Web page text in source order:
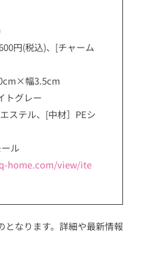
円(税込)、[チャーム
幅3.5cm
トグレー
テル、[中材］PEシ
ル
home.com/view/ite
なります。詳細や最新情報